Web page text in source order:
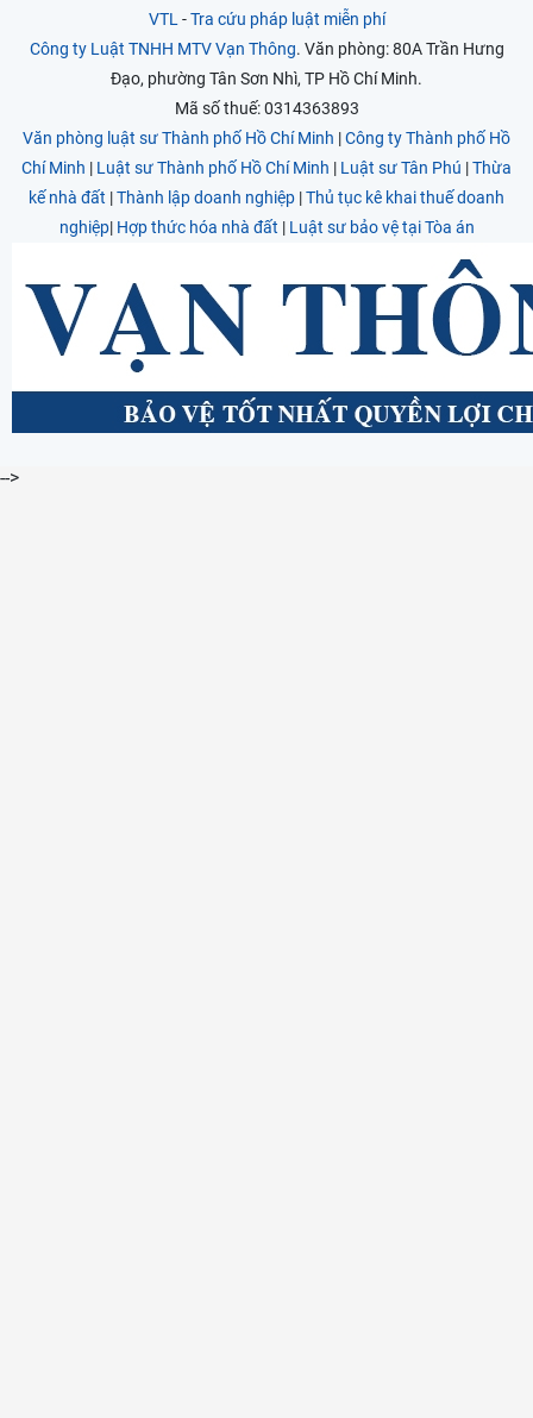
VTL -Tra cứu pháp luật miễn phí
Công ty Luật TNHH MTV Vạn Thông. Văn phòng: 80A Trần Hưng
Đạo, phường Tân Sơn Nhì, TP Hồ Chí Minh.
Mã số thuế: 0314363893
Văn phòng luật sư Thành phố Hồ Chí Minh |Công ty Thành phố Hồ
Chí Minh | Luật sư Thành phố Hồ Chí Minh | Luật sư Tân Phú |Thừa
kế nhà đất |Thành lập doanh nghiệp |Thủ tục kê khai thuế doanh
nghiệp| Hợp thức hóa nhà đất | Luật sư bảo vệ tại Tòa án
-->